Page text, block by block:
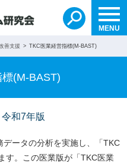
MENU
search
無料紹介を依頼する
善支援 TKC医業経営指標(M-BAST)
(M-BAST)
和7年版
ータの分析を実施し、「TKC
す。この医業版が「TKC医業